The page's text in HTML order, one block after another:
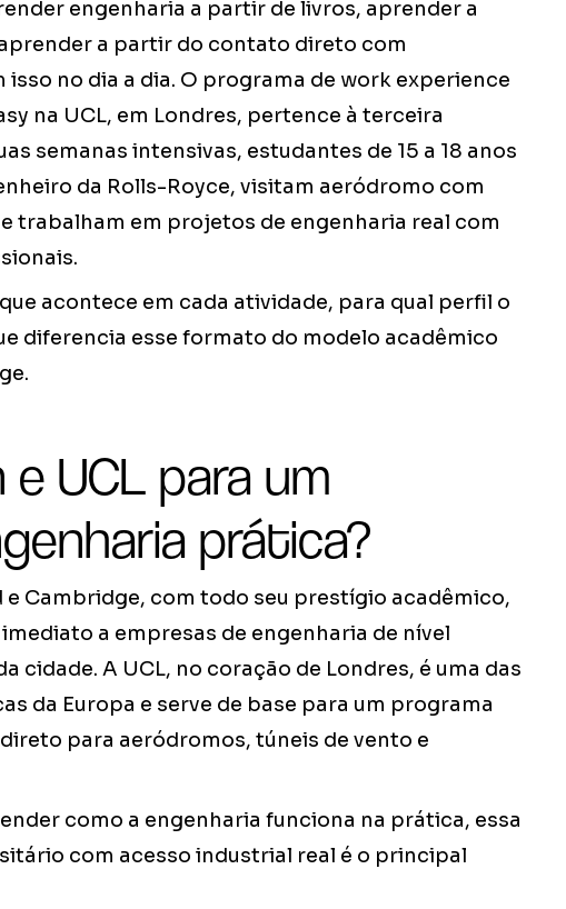
engenharia a partir de livros, aprender a
a partir do contato direto com
no dia a dia. O programa de work experience
na UCL, em Londres, pertence à terceira
semanas intensivas, estudantes de 15 a 18 anos
da Rolls-Royce, visitam aeródromo com
trabalham em projetos de engenharia real com
acontece em cada atividade, para qual perfil o
diferencia esse formato do modelo acadêmico
UCL para um
prática?
Cambridge, com todo seu prestígio acadêmico,
a empresas de engenharia de nível
cidade. A UCL, no coração de Londres, é uma das
da Europa e serve de base para um programa
para aeródromos, túneis de vento e
como a engenharia funciona na prática, essa
com acesso industrial real é o principal